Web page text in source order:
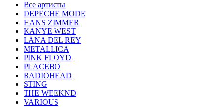
Все артисты
DEPECHE MODE
HANS ZIMMER
KANYE WEST
LANA DEL REY
METALLICA
PINK FLOYD
PLACEBO
RADIOHEAD
STING
THE WEEKND
VARIOUS